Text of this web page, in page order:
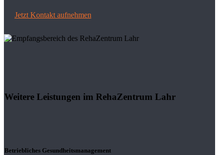
Jetzt Kontakt aufnehmen
Weitere Leistungen im RehaZentrum Lahr
Betriebliches Gesundheitsmanagement